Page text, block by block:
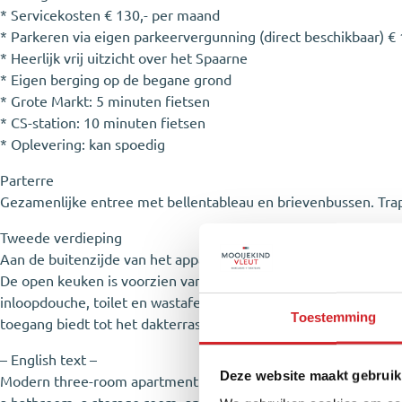
Toestemming
Deze website maakt
* Servicekosten € 130,- per maand
* Parkeren via eigen parkeervergunning (direct beschikbaar) €
* Heerlijk vrij uitzicht over het Spaarne
* Eigen berging op de begane grond
* Grote Markt: 5 minuten fietsen
* CS-station: 10 minuten fietsen
* Oplevering: kan spoedig
Parterre
Gezamenlijke entree met bellentableau en brievenbussen.
Tweede verdieping
Aan de buitenzijde van het appartement bevindt zich de
De open keuken is voorzien van een koelkast, vriezer, 5-pits
inloopdouche, toilet en wastafel. Daarnaast is er een ruime
toegang biedt tot het dakterras.
– English text –
Modern three-room apartment in a unique location with an